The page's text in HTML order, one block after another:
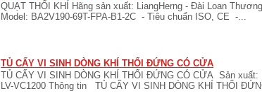
QUẠT THỔI KHÍ Hãng sản xuất: LiangHerng - Đài Loan
Model: BA2V190-69T-FPA-B1-2C - Tiêu chuẩn ISO, CE -...
TỦ CẤY VI SINH DÒNG KHÍ THỔI ĐỨNG CÓ CỬA
TỦ CẤY VI SINH DÒNG KHÍ THỔI ĐỨNG CÓ CỬA Sản
LV-VC1200 Thông tin TỦ CẤY VI SINH DÒNG KHÍ THỔI